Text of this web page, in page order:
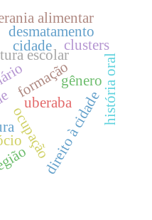
uberaba
ocupaçãodireito à cidade
escolar história oral
cidade
formação
desmatamento
alimentar
clusters
gênero